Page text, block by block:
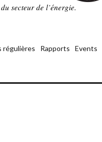
secteur de l’énergie.
régulières Rapports Events